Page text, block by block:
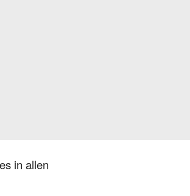
in allen